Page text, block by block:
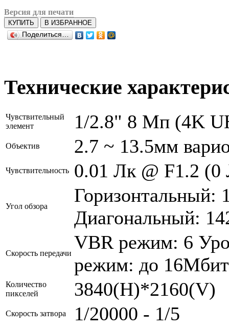
Версия для печати
КУПИТЬ
В ИЗБРАННОЕ
Поделиться…
Технические
Чувствительный
элемент
1/2.8" 8 Мп (4K
Объектив 2.7 ~ 13.5мм
Чувствительность 0.01 Лк @ F1.2 (0
Угол обзора
Горизонтальный:
Диагональный:
Скорость передачи
VBR режим: 6
режим: до 16Мбит
Количество
пикселей
3840(H)*2160(V)
Скорость затвора
1/20000 - 1/5